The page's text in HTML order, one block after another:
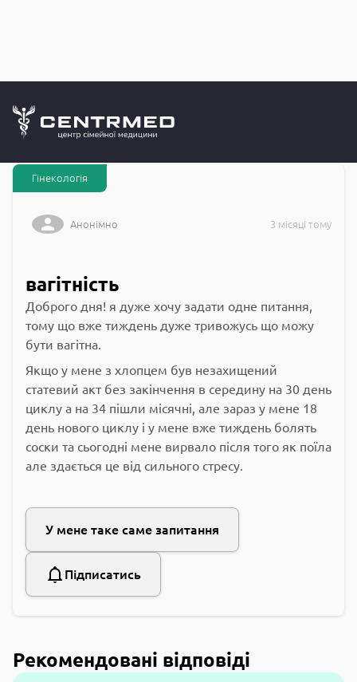
CENTRMED: Задай питання лікарю онлайн
Гінекологія
Анонімно 3 місяці тому
вагітність
Доброго дня! я дуже хочу задати одне питання,
тому що вже тиждень дуже тривожусь що можу
бути вагітна.
Якщо у мене з хлопцем був незахищений
статевий акт без закінчення в середину на 30 день
циклу а на 34 пішли місячні, але зараз у мене 18
день нового циклу і у мене вже тиждень болять
соски та сьогодні мене вирвало після того як поїла
але здається це від сильного стресу.
У мене таке саме запитання
Підписатись
Рекомендовані відповіді